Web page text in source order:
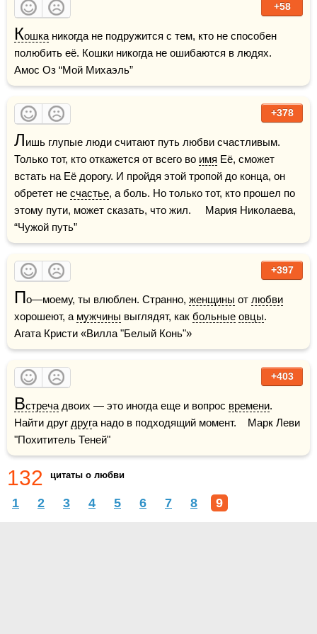
+58
Кошка никогда не подружится с тем, кто не способен
полюбить её. Кошки никогда не ошибаются в людях.
Амос Оз “Мой Михаэль”
+378
Лишь глупые люди считают путь любви счастливым.
Только тот, кто откажется от всего во имя Её, сможет
встать на Её дорогу. И пройдя этой тропой до конца, он
обретет не счастье, а боль. Но только тот, кто прошел по
этому пути, может сказать, что жил.     Мария Николаева,
“Чужой путь”
+397
По—моему, ты влюблен. Странно, женщины от любви
хорошеют, а мужчины выглядят, как больные овцы.
Агата Кристи «Вилла "Белый Конь"»
+403
Встреча двоих — это иногда еще и вопрос времени.
Найти друг друга надо в подходящий момент.    Марк Леви
"Похититель Теней"
132 цитаты о любви
1 2 3 4 5 6 7 8 9